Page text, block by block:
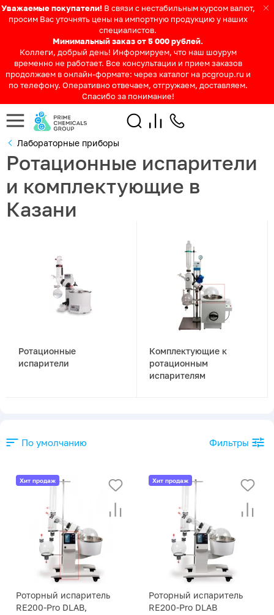
Уважаемые покупатели! В связи с нестабильным курсом валют,
просим Вас уточнять цены на импортную продукцию у наших
специалистов.
Минимальный заказ от 5 000 рублей.
Коллеги, добрый день! Информируем, что наш шоурум
временно не работает. Все консультации и прием заказов
продолжаем в онлайн-формате: через каталог на pcgroup.ru и
по телефону. Оперативно отвечаем, отгружаем, доставляем.
Спасибо за понимание!
Лабораторные приборы
Ротационные испарители
и комплектующие в
Казани
Ротационные
испарители
Комплектующие к
ротационным
испарителям
По умолчанию Фильтры
Хит продаж
Роторный испаритель
RE200-Pro DLAB,
Хит продаж
Роторный испаритель
RE200-Pro DLAB